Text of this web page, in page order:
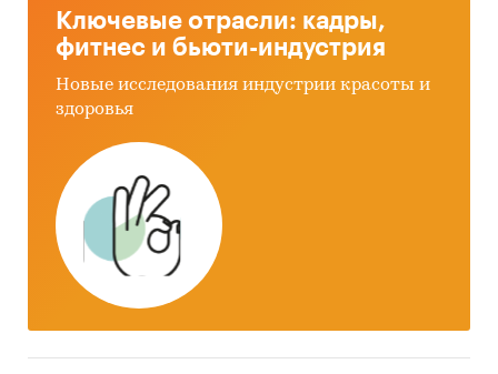
Ключевые отрасли: кадры,
фитнес и бьюти-индустрия
Новые исследования индустрии красоты и
здоровья